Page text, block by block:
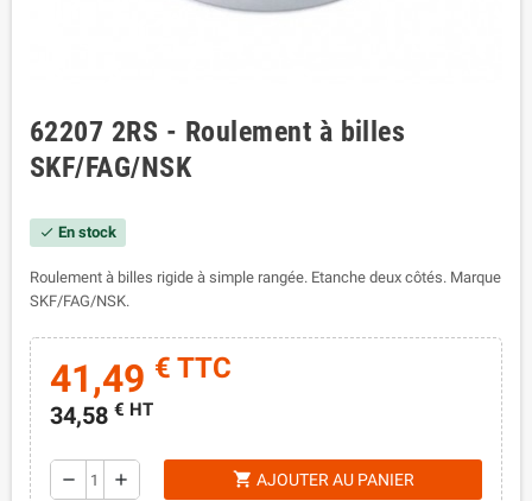
62207 2RS - Roulement à billes
SKF/FAG/NSK
check En stock
Roulement à billes rigide à simple rangée. Etanche deux côtés. Marque
SKF/FAG/NSK.
41,49 € TTC
34,58 € HT
remove add shopping_cart AJOUTER AU PANIER